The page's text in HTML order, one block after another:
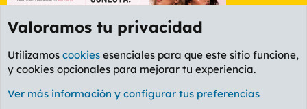
Foro General
Cookies
PL OLDSTYLE AMARILLO
Valoramos tu privacidad
Utilizamos cookies esenciales para que este sitio funcione,
y cookies opcionales para mejorar tu experiencia.
Ver más información y configurar tus preferencias